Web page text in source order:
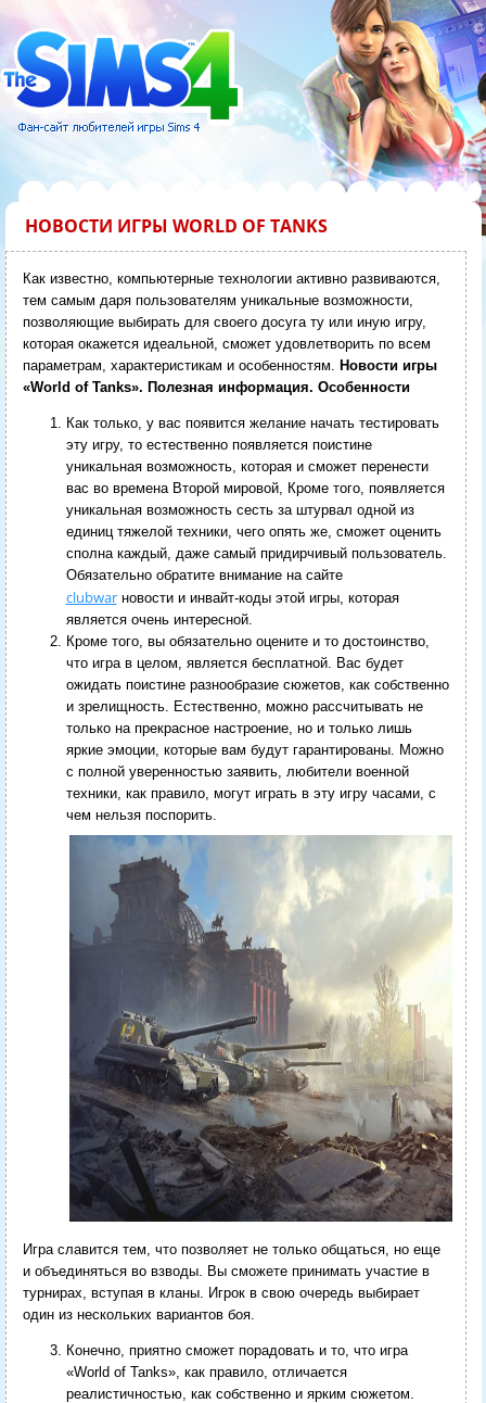
НОВОСТИ ИГРЫ WORLD OF TANKS
Как известно, компьютерные технологии активно развиваются,
тем самым даря пользователям уникальные возможности,
позволяющие выбирать для своего досуга ту или иную игру,
которая окажется идеальной, сможет удовлетворить по всем
параметрам, характеристикам и особенностям. Новости игры
«World of Tanks». Полезная информация. Особенности
Как только, у вас появится желание начать тестировать
эту игру, то естественно появляется поистине
уникальная возможность, которая и сможет перенести
вас во времена Второй мировой, Кроме того, появляется
уникальная возможность сесть за штурвал одной из
единиц тяжелой техники, чего опять же, сможет оценить
сполна каждый, даже самый придирчивый пользователь.
Обязательно обратите внимание на сайте
clubwarновости и инвайт-коды этой игры, которая
является очень интересной.
Кроме того, вы обязательно оцените и то достоинство,
что игра в целом, является бесплатной. Вас будет
ожидать поистине разнообразие сюжетов, как собственно
и зрелищность. Естественно, можно рассчитывать не
только на прекрасное настроение, но и только лишь
яркие эмоции, которые вам будут гарантированы. Можно
с полной уверенностью заявить, любители военной
техники, как правило, могут играть в эту игру часами, с
чем нельзя поспорить.
Игра славится тем, что позволяет не только общаться, но еще
и объединяться во взводы. Вы сможете принимать участие в
турнирах, вступая в кланы. Игрок в свою очередь выбирает
один из нескольких вариантов боя.
Конечно, приятно сможет порадовать и то, что игра
«World of Tanks», как правило, отличается
реалистичностью, как собственно и ярким сюжетом.